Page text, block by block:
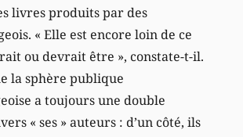
livres produits par des
« Elle est encore loin de ce
ou devrait être », constate-t-il.
la sphère publique
a toujours une double
« ses » auteurs : d’un côté, ils